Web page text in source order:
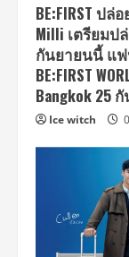
BE:FIRST ปล่อ
Milli เตรียมปล่
กันยายนนี้ แ
BE:FIRST
Bangkok 25
Ice witch